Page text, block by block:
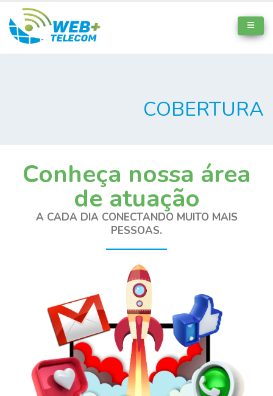
COBERTURA
Conheça nossa área
de atuação
A CADA DIA CONECTANDO MUITO MAIS
PESSOAS.